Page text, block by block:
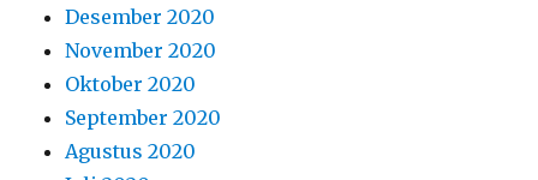
Desember 2020
November 2020
Oktober 2020
September 2020
Agustus 2020